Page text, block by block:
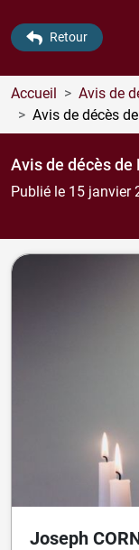
Retour
Accueil
Avis de
Avis de décès
Avis de décès de
Publié le 15 janvier
Joseph